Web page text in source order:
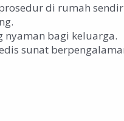
di rumah
nyaman bagi keluarga.
sunat